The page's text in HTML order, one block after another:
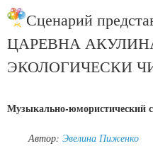
Сценарий
ЦАРЕВНА
ЭКОЛОГИЧЕСКИ
Музыкально-юмористический
Автор: Эвелина Пиженко